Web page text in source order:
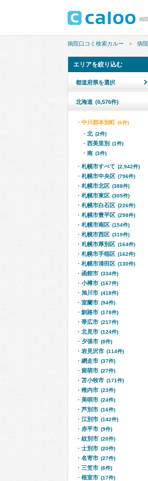
病
病院口コミ検索カルー 病
エリアを絞り込む
都道府県を選択
北海道 (6,576件)
中川郡本別町 (6件)
北 (2件)
西美里別 (1件)
南 (3件)
札幌市すべて (2,942件)
札幌市中央区 (796件)
札幌市北区 (388件)
札幌市東区 (305件)
札幌市白石区 (226件)
札幌市豊平区 (298件)
札幌市南区 (154件)
札幌市西区 (319件)
札幌市厚別区 (164件)
札幌市手稲区 (162件)
札幌市清田区 (130件)
函館市 (334件)
小樽市 (167件)
旭川市 (418件)
室蘭市 (94件)
釧路市 (178件)
帯広市 (217件)
北見市 (124件)
夕張市 (8件)
岩見沢市 (114件)
網走市 (37件)
留萌市 (27件)
苫小牧市 (171件)
稚内市 (23件)
美唄市 (24件)
芦別市 (16件)
江別市 (142件)
赤平市 (9件)
紋別市 (20件)
士別市 (20件)
名寄市 (27件)
三笠市 (6件)
根室市 (17件)